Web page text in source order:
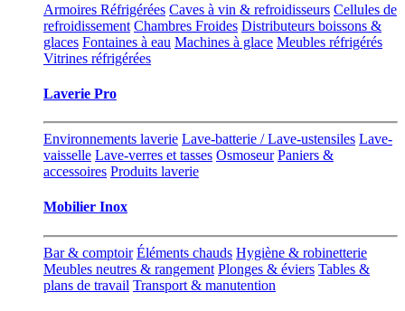
Armoires Réfrigérées Caves à vin & refroidisseurs Cellules de
refroidissement Chambres Froides Distributeurs boissons &
glaces Fontaines à eau Machines à glace Meubles réfrigérés
Vitrines réfrigérées
Laverie Pro
Environnements laverie Lave-batterie / Lave-ustensiles Lave-
vaisselle Lave-verres et tasses Osmoseur Paniers &
accessoires Produits laverie
Mobilier Inox
Bar & comptoir Éléments chauds Hygiène & robinetterie
Meubles neutres & rangement Plonges & éviers Tables &
plans de travail Transport & manutention